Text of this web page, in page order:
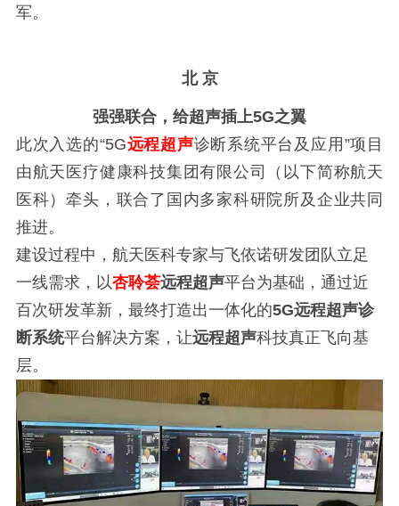
军。
北 京
强强联合，给超声插上5G之翼
此次入选的“5G远程超声诊断系统平台及应用”项目
由航天医疗健康科技集团有限公司（以下简称航天
医科）牵头，联合了国内多家科研院所及企业共同
推进。
建设过程中，航天医科专家与飞依诺研发团队立足
一线需求， 以杏聆荟远程超声平台为基础，通过近
百次研发革新，最终打造出一体化的5G远程超声诊
断系统平台解决方案 ，让远程超声科技真正飞向基
层。